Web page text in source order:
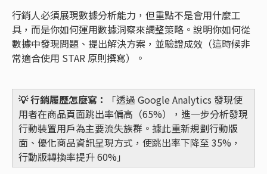
行銷人必須展現數據分析能力，但重點不是會用什麼工
具，而是你如何運用數據洞察來調整策略。說明你如何從
數據中發現問題、提出解決方案，並驗證成效（這時候非
常適合使用 STAR 原則撰寫）。
💡 行銷履歷怎麼寫：
「透過 Google Analytics 發現使
用者在商品頁面跳出率偏高（65%），進一步分析發現
行動裝置用戶為主要流失族群。據此重新規劃行動版
面、優化商品資訊呈現方式，使跳出率下降至 35%，
行動版轉換率提升 60%」